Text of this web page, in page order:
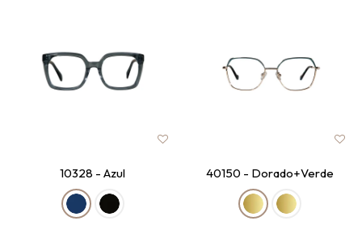
10328 - Azul 40150 - Dorado+Verde